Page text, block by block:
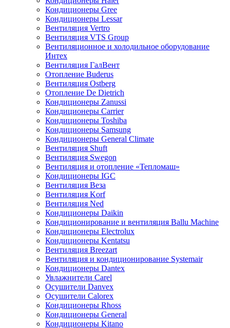
Кондиционеры Gree
Кондиционеры Lessar
Вентиляция Vertro
Вентиляция VTS Group
Вентиляционное и холодильное оборудование
Интех
Вентиляция ГалВент
Отопление Buderus
Вентиляция Ostberg
Отопление De Dietrich
Кондиционеры Zanussi
Кондиционеры Carrier
Кондиционеры Toshiba
Кондиционеры Samsung
Кондиционеры General Climate
Вентиляция Shuft
Вентиляция Swegon
Вентиляция и отопление «Тепломаш»
Кондиционеры IGC
Вентиляция Веза
Вентиляция Korf
Вентиляция Ned
Кондиционеры Daikin
Кондиционирование и вентиляция Ballu Machine
Кондиционеры Electrolux
Кондиционеры Kentatsu
Вентиляция Breezart
Вентиляция и кондиционирование Systemair
Кондиционеры Dantex
Увлажнители Carel
Осушители Danvex
Осушители Calorex
Кондиционеры Rhoss
Кондиционеры General
Кондиционеры Kitano